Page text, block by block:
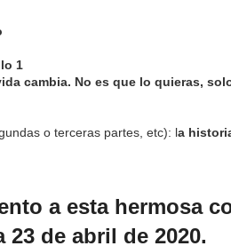
1
cambia. No es que lo quieras,
o terceras partes, etc): la
a esta hermosa
de abril de 2020.